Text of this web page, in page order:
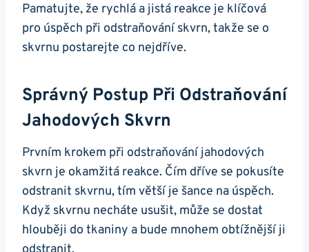
Pamatujte, že⁢ rychlá a ‍jistá reakce​ je klíčová⁢
pro úspěch při odstraňování ‍skvrn, takže se ⁣o
skvrnu postarejte co nejdříve.
Správný Postup ⁢při Odstraňování
Jahodových Skvrn
Prvním krokem při odstraňování jahodových
skvrn je okamžitá reakce. Čím dříve ⁢se pokusíte
odstranit skvrnu, tím ‌větší je⁢ šance na úspěch.
Když skvrnu necháte usušit, může se dostat
hlouběji do ‍tkaniny a bude mnohem obtížnější ji